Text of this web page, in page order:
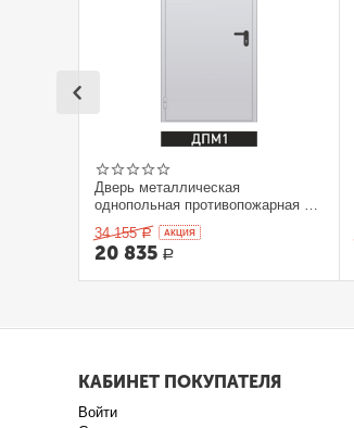
Дверь металлическая
однопольная противопожарная Ei
60. 900 x 2100 выс.
34 155 Р AКЦИЯ
20 835 Р
КАБИНЕТ ПОКУПАТЕЛЯ
Войти